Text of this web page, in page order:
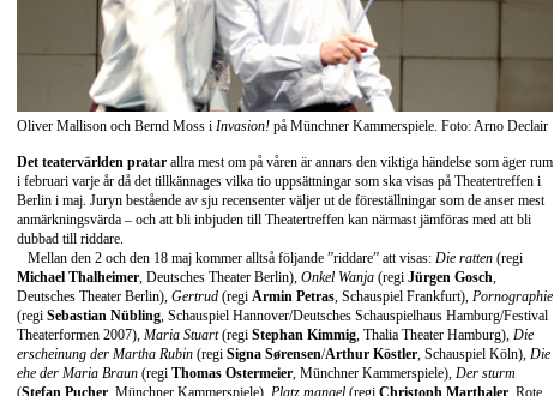
Oliver Mallison och Bernd Moss i Invasion! på Münchner Kammerspiele. Foto: Arno Declair
Det teatervärlden pratar allra mest om på våren är annars den viktiga händelse som äger rum
i februari varje år då det tillkännages vilka tio uppsättningar som ska visas på Theatertreffen i
Berlin i maj. Juryn bestående av sju recensenter väljer ut de föreställningar som de anser mest
anmärkningsvärda – och att bli inbjuden till Theatertreffen kan närmast jämföras med att bli
dubbad till riddare.
Mellan den 2 och den 18 maj kommer alltså följande ”riddare” att visas: Die ratten (regi
Michael Thalheimer , Deutsches Theater Berlin), Onkel Wanja (regi Jürgen Gosch
Deutsches Theater Berlin), Gertrud (regi Armin Petras , Schauspiel Frankfurt), Pornographie
(regi Sebastian Nübling , Schauspiel Hannover/Deutsches Schauspielhaus Hamburg/Festival
Theaterformen 2007), Maria Stuart(regi Stephan Kimmig , Thalia Theater Hamburg), Die
erscheinung der Martha Rubin (regi Signa Sørensen/Arthur Köstler , Schauspiel Köln), Die
ehe der Maria Braun (regi Thomas Ostermeier , Münchner Kammerspiele), Der sturm
(Stefan Pucher , Münchner Kammerspiele), Platz mangel (regi Christoph Marthaler , Rote